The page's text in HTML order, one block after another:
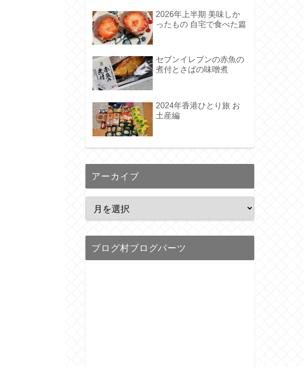
2026年上半期 美味しか
ったもの 自宅で食べた篇
セブンイレブンの赤魚の
煮付とさばの味噌煮
2024年香港ひとり旅 お
土産編
アーカイブ
ブログ村ブログパーツ